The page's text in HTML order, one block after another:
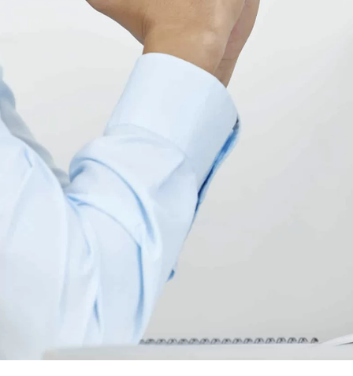
En un ambiente laboral,
aumenta la atención
y concentración de los
trabajadores. Reduce errores
en hasta un 21% mientras la
productividad aumenta en un